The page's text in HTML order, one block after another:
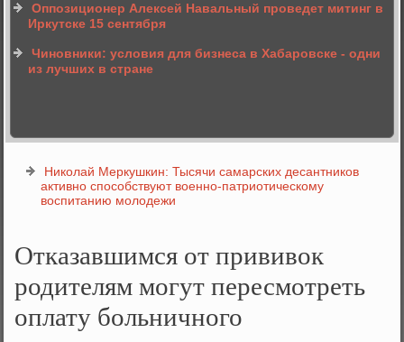
Оппозиционер Алексей Навальный проведет митинг в
Иркутске 15 сентября
Чиновники: условия для бизнеса в Хабаровске - одни
из лучших в стране
Николай Меркушкин: Тысячи самарских десантников
активно способствуют военно-патриотическому
воспитанию молодежи
Отказавшимся от прививок
родителям могут пересмотреть
оплату больничного